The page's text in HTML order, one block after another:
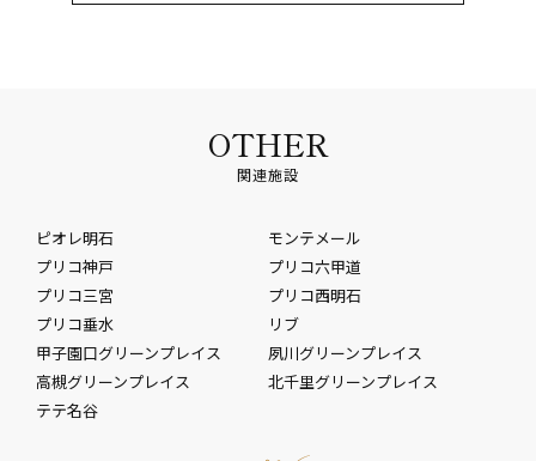
OTHER
関連施設
ピオレ明石
モンテメール
プリコ神戸
プリコ六甲道
プリコ三宮
プリコ西明石
プリコ垂水
リブ
甲子園口グリーンプレイス
夙川グリーンプレイス
高槻グリーンプレイス
北千里グリーンプレイス
テテ名谷